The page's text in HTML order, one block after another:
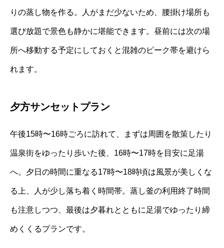
りの蒸し物を作る。人がまだ少ないため、腰掛け場所も
選び放題で景色も静かに堪能できます。昼前には次の場
所へ移動する予定にしておくと混雑のピーク帯を避けら
れます。
夕方サンセットプラン
午後15時〜16時ごろに訪れて、まずは周囲を散策したり
温泉街をゆったり歩いた後、16時〜17時を目安に足湯
へ。夕日の時間に重なる17時〜18時頃は風景が美しくな
る上、人が少し落ち着く時間帯。蒸し釜の利用終了時間
も注意しつつ、最後は夕暮れとともに足湯でゆったり締
めくくるプランです。